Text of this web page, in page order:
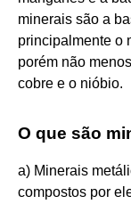
minerais são a
principalmente o
porém não
cobre e o nióbio.
O que são
a) Minerais
compostos por